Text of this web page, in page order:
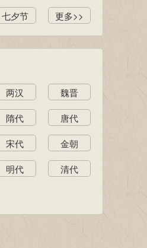
七夕节 更多>>
两汉 魏晋
隋代 唐代
宋代 金朝
明代 清代